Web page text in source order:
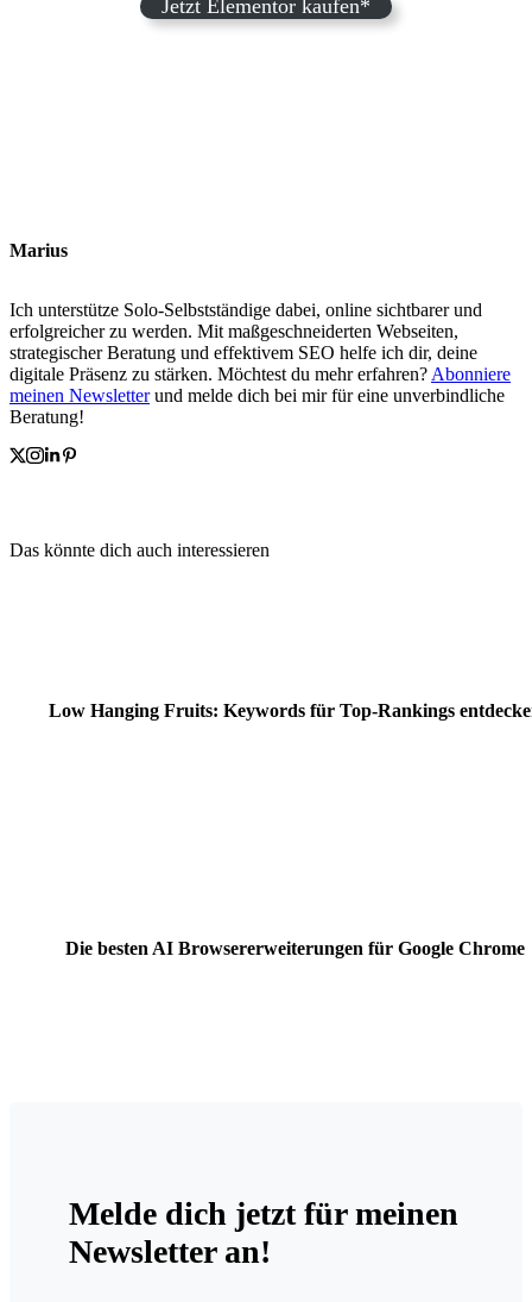
Jetzt Elementor kaufen*
Marius
Ich unterstütze Solo-Selbstständige dabei, online sichtbarer und
erfolgreicher zu werden. Mit maßgeschneiderten Webseiten,
strategischer Beratung und effektivem SEO helfe ich dir, deine
digitale Präsenz zu stärken. Möchtest du mehr erfahren? Abonniere
meinen Newsletterund melde dich bei mir für eine unverbindliche
Beratung!
Das könnte dich auch interessieren
Low Hanging Fruits: Keywords für Top-Rankings
Die besten AI Browsererweiterungen für Google Chrome
Melde dich jetzt für meinen
Newsletter an!